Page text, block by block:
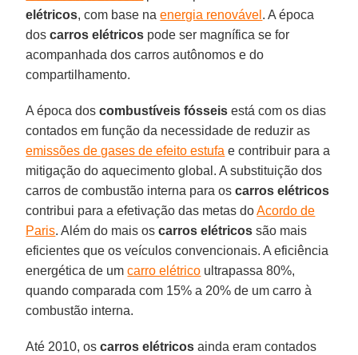
elétricos, com base naenergia renovável . A época
doscarros elétricos pode ser magnífica se for
acompanhada dos carros autônomos e do
compartilhamento.
A época doscombustíveis fósseis está com os dias
contados em função da necessidade de reduzir as
emissões de gases de efeito estufa e contribuir para a
mitigação do aquecimento global. A substituição dos
carros de combustão interna para oscarros elétricos
contribui para a efetivação das metas doAcordo de
Paris. Além do mais oscarros elétricos são mais
eficientes que os veículos convencionais. A eficiência
energética de umcarro elétrico ultrapassa 80%,
quando comparada com 15% a 20% de um carro à
combustão interna.
Até 2010, oscarros elétricos ainda eram contados